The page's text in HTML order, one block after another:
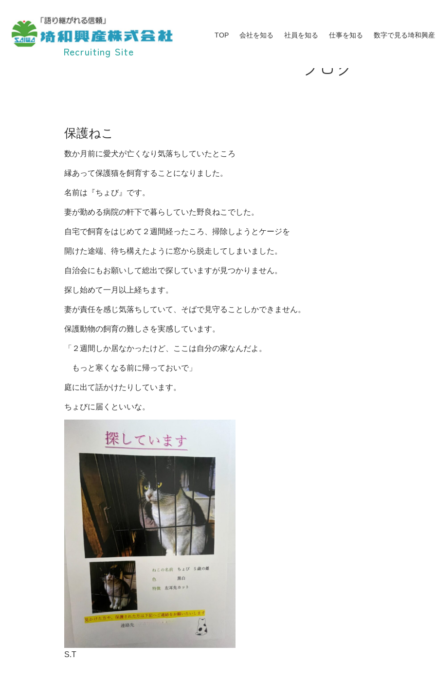
Recruiting Site
TOP 会社を知る 社員を知る 仕事を知る 数字で見る埼和興産
ブログ
保護ねこ
数か月前に愛犬が亡くなり気落ちしていたところ
縁あって保護猫を飼育することになりました。
名前は『ちょび』です。
妻が勤める病院の軒下で暮らしていた野良ねこでした。
自宅で飼育をはじめて２週間経ったころ、掃除しようとケージを
開けた途端、待ち構えたように窓から脱走してしまいました。
自治会にもお願いして総出で探していますが見つかりません。
探し始めて一月以上経ちます。
妻が責任を感じ気落ちしていて、そばで見守ることしかできません。
保護動物の飼育の難しさを実感しています。
「２週間しか居なかったけど、ここは自分の家なんだよ。
もっと寒くなる前に帰っておいで」
庭に出て話かけたりしています。
ちょびに届くといいな。
S.T